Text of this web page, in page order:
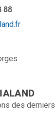
88
des